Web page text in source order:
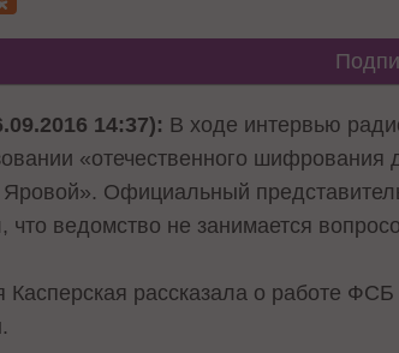
14:37): В ходе интервью
«отечественного
Яровой». Официальный
что ведомство не занимается
Касперская рассказала о работе